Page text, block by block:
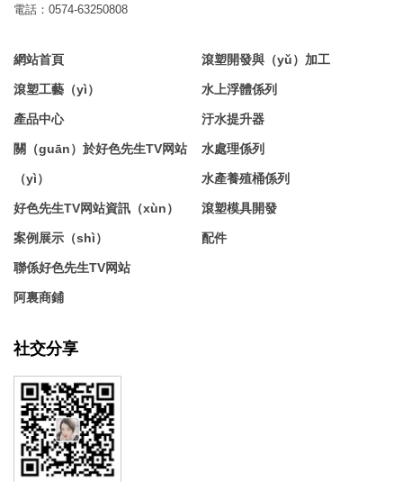
電話：0574-63250808
網站首頁
滾塑工藝（yì）
產品中心
關（guān）於好色先生TV网站
（yì）
好色先生TV网站資訊（xùn）
案例展示（shì）
聯係好色先生TV网站
阿裏商鋪
滾塑開發與（yǔ）加工
水上浮體係列
汙水提升器
水處理係列
水產養殖桶係列
滾塑模具開發
配件
社交分享